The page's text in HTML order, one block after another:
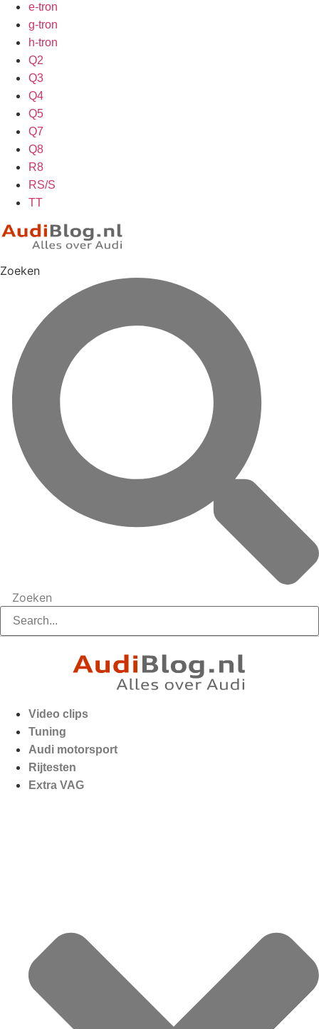
e-tron
g-tron
h-tron
Q2
Q3
Q4
Q5
Q7
Q8
R8
RS/S
TT
Zoeken
Zoeken
Video clips
Tuning
Audi motorsport
Rijtesten
Extra VAG